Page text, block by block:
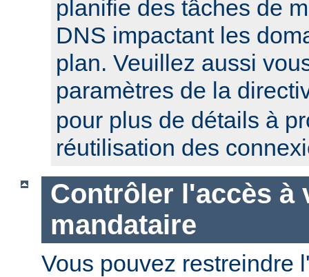
planifie des tâches de
DNS impactant les
plan. Veuillez aussi
paramètres de la
pour plus de détails à
réutilisation des
Contrôler l'accès à
mandataire
Vous pouvez restreindre